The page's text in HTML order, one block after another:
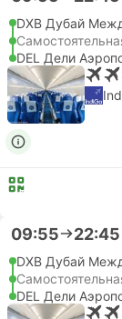
DXB Дубай
DEL Дели
09:55 22:45
DXB Дубай
DEL Дели